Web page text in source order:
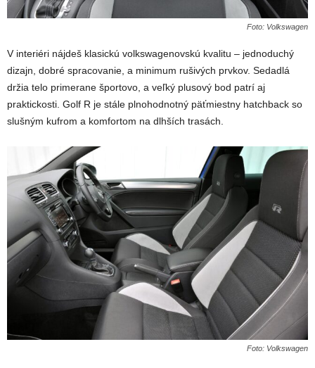
Foto: Volkswagen
V interiéri nájdeš klasickú volkswagenovskú kvalitu – jednoduchý
dizajn, dobré spracovanie, a minimum rušivých prvkov. Sedadlá
držia telo primerane športovo, a veľký plusový bod patrí aj
praktickosti. Golf R je stále plnohodnotný päťmiestny hatchback so
slušným kufrom a komfortom na dlhších trasách.
Foto: Volkswagen